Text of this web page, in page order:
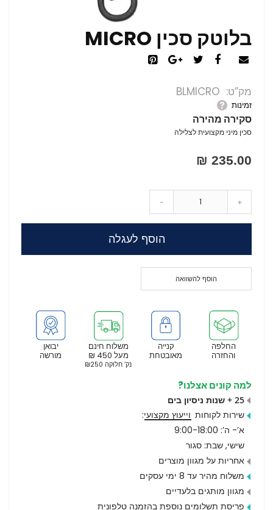
בלוטק סכין MICRO
מק”ט BLMICRO
זמינות
סקירה מהירה
סכין מיני מקצועית לצלילה
235.00 ₪
- +
הוסף לעגלה
הוסף להשוואה
יבואן
מורשה
משלוח חינם
מעל 450 ₪
נק’ חלוקה ₪250
קנייה
מאובטחת
החלפה
והחזרה
למה קונים אצלנו?
25 + שנות ניסיון בים
שירות לקוחות וייעוץ מקצועי:
א’- ה’: 9:00-18:00
שישי, שבת: סגור
אחריות על מגוון מוצרים
משלוח מהיר עד 8 ימי עסקים
מגוון מותגים בלעדיים
פריסת תשלומים נוספת בהזמנה טלפונית